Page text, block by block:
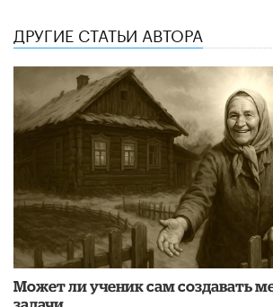
ДРУГИЕ СТАТЬИ АВТОРА
Может ли ученик сам создавать